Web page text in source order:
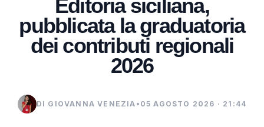
Editoria siciliana,
pubblicata la graduatoria
dei contributi regionali
2026
DI GIOVANNA VENEZIA • 05 AGOSTO 2026 · 21:44